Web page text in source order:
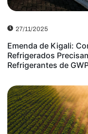
27/11/2025
Emenda de Kigali:
Refrigerados
Refrigerantes de